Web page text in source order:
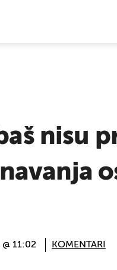
nisu
11:02 KOMENTARI